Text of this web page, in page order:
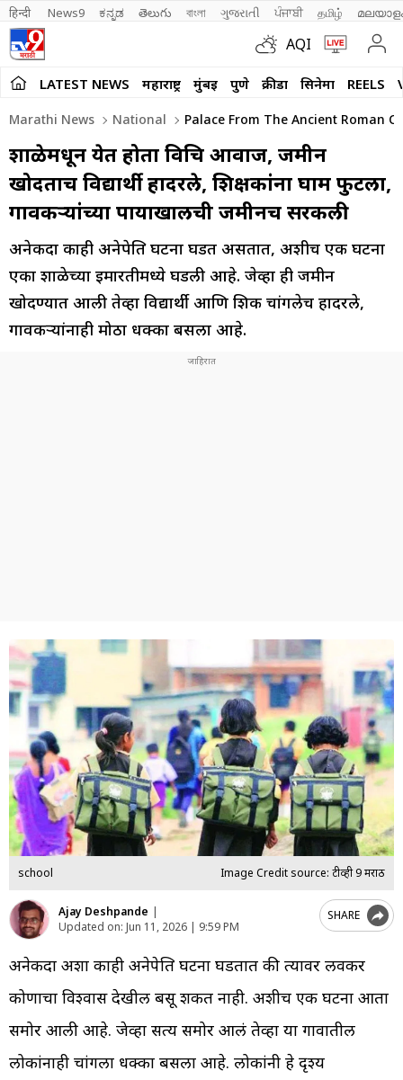
हिन्दी News9 ಕನ್ನಡ తెలుగు বাংলা ગુજરાતી ਪੰਜਾਬੀ தமிழ்
AQI
LATEST NEWS महाराष्ट्र मुंबई पुणे क्रीडा सिनेमा REELS
Marathi News National Palace From The Ancient Roman
शाळेमधून येत होता विचित्र आवाज, जमीन
खोदताच विद्यार्थी हादरले, शिक्षकांना घाम फुटला,
गावकऱ्यांच्या पायाखालची जमीनच सरकली
अनेकदा काही अनेपेक्षित घटना घडत असतात, अशीच एक घटना
एका शाळेच्या इमारतीमध्ये घडली आहे. जेव्हा ही जमीन
खोदण्यात आली तेव्हा विद्यार्थी आणि शिक्षक चांगलेच हादरले,
गावकऱ्यांनाही मोठा धक्का बसला आहे.
school Image Credit source: टीव्ही 9 मराठी
Ajay Deshpande |
Updated on: Jun 11, 2026 | 9:59 PM
SHARE
अनेकदा अशा काही अनेपेक्षित घटना घडतात की त्यावर लवकर
कोणाचा विश्वास देखील बसू शकत नाही. अशीच एक घटना आता
समोर आली आहे. जेव्हा सत्य समोर आलं तेव्हा या गावातील
लोकांनाही चांगला धक्का बसला आहे. लोकांनी हे दृश्य